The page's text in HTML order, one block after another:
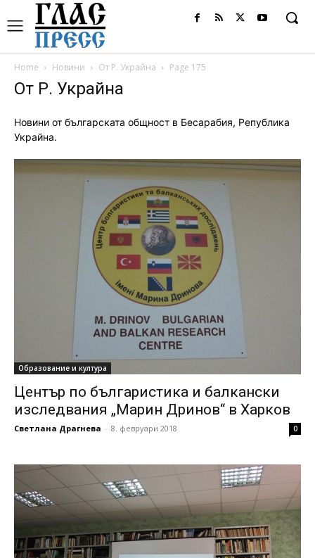
Home Новини От Р. Украйна Page 175
От Р. Украйна
Новини от българската общност в Бесарабия, Република
Украйна.
Образование и култура
Център по българистика и балкански
изследвания „Марин Дринов“ в Харков
Светлана Драгнева - 8. февруари 2018 0